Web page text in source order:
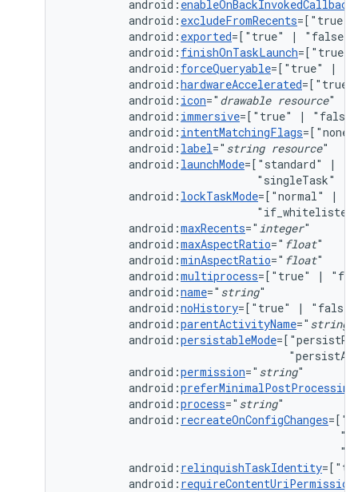
android: enableOnBackInvokedCallback
android: excludeFromRecents=["true"
android: exported=["true" |
android: finishOnTaskLaunch=["true"
android: forceQueryable=["true"
|
android:hardwareAccelerated=["true"
android: icon=" drawable resource
android: immersive=["true"
|
android: intentMatchingFlags=["none"
android: label=" string resource
android: launchMode=["standard" |
"singleTask"
android: lockTaskMode=["normal" |
android:maxRecents=" integer
android:maxAspectRatio=" float
android:minAspectRatio=" float
android:multiprocess=["true"
|
android:name=" string
android:noHistory=["true" |
android:parentActivityName=" string
android:persistableMode
android:permission=" string
android:preferMinimalPostProcessing
android:process=" string
android: recreateOnConfigChanges
android: relinquishTaskIdentity
android: